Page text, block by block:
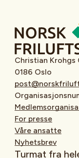
Christian Krohgs
0186 Oslo
For presse
Våre ansatte
Nyhetsbrev
Turmat fra